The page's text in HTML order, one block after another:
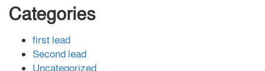
Categories
first lead
Second lead